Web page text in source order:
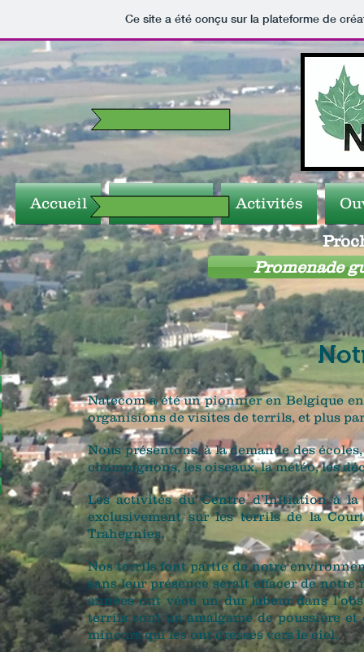
Ce site a été conçu sur la plateforme de
Accueil Activités
Promenade
Natecom a été un pionnier en Belgique
organisions de visites de terrils, et plus
Nous présentons, à la demande des
champignons, les oiseaux, la météo, les
Les activités du Centre d’Initiation à la
exclusivement sur les terrils de la
Trahegnies.
Nos terrils font partie de notre
sans leur présence serait effacer de
années ont vécu un dur labeur dans
terrils sont un amalgame de poussière
mineurs qui les ont dressés vers le ciel.